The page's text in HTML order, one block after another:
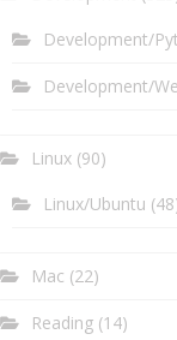
Development/
Development/
Linux(90)
Linux/Ubuntu
Mac (22)
Reading(14)